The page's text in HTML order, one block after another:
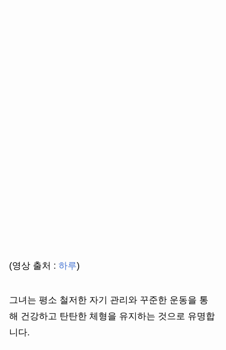
(영상 출처 : 하루)
그녀는 평소 철저한 자기 관리와 꾸준한 운동을 통
해 건강하고 탄탄한 체형을 유지하는 것으로 유명합
니다.